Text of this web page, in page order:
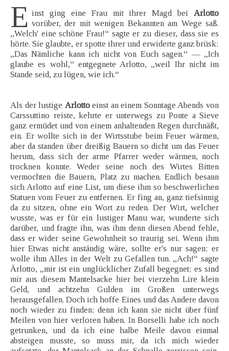
E inst ging eine Frau mit ihrer Magd bei Arlotto
vorüber, der mit wenigen Bekannten am Wege saß.
„Welch' eine schöne Frau!“ sagte er zu dieser, dass sie es
hörte. Sie glaubte, er spotte ihrer und erwiderte ganz brüsk:
„Das Nämliche kann ich nicht von Euch sagen.“ — „Ich
glaube es wohl,“ entgegnete Arlotto, „weil Ihr nicht im
Stande seid, zu lügen, wie ich.“
Als der lustige Arlottoeinst an einem Sonntage Abends von
Carssuttino reiste, kehrte er unterwegs zu Ponte a Sieve
ganz ermüdet und von einem anhaltenden Regen durchnäßt,
ein. Er wollte sich in der Wirtsstube beim Feuer wärmen,
aber da standen über dreißig Bauern so dicht um das Feuer
herum, dass sich der arme Pfarrer weder wärmen, noch
trocknen konnte. Weder seine noch des Wirtes Bitten
vermochten die Bauern, Platz zu machen. Endlich besann
sich Arlotto auf eine List, um diese ihm so beschwerlichen
Statuen vom Feuer zu entfernen. Er fing an, ganz tiefsinnig
da zu sitzen, ohne ein Wort zu reden. Der Wirt, welcher
wusste, was er für ein lustiger Manu war, wunderte sich
darüber, und fragte ihn, was ihm denn diesen Abend fehle,
dass er wider seine Gewohnheit so traurig sei. Wenn ihm
hier Etwas nicht anständig wäre, sollte er's nur sagen; er
wolle ihm Alles in der Welt zu Gefallen tun. „Ach!“ sagte
Ärlotto, „mir ist ein unglücklicher Zufall begegnet; es sind
mir aus diesem Mantelsacke hier bei vierzehn Lire klein
Geld, und achtzehn Gulden im Großen unterwegs
herausgefallen. Doch ich hoffe Eines und das Andere davon
noch wieder zu finden; denn ich kann sie nicht über fünf
Meilen von hier verloren haben. In Borselli habe ich noch
getrunken, und da ich eine halbe Meile davon einmal
absteigen musste, so muss mir, da ich mich wieder